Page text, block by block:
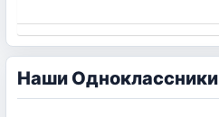
Наши Одноклассники